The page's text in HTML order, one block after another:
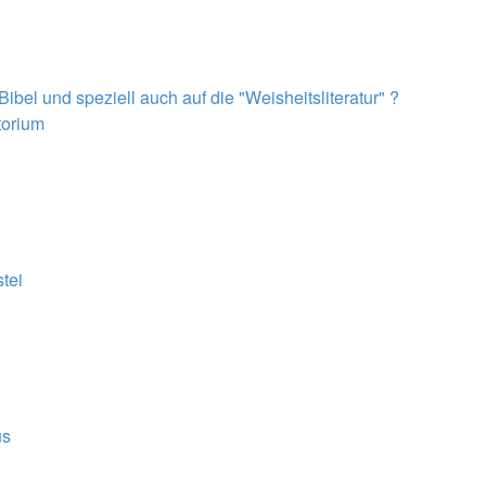
und speziell auch auf die "Weisheitsliteratur" ?